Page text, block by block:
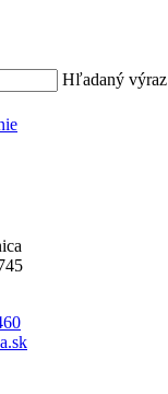
Hľadaný výraz